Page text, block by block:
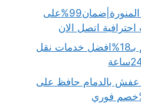
شركة نقل عفش بالمدينة المنورة|ضمان99%على
دينا نقل عفش حي النسيم بـ18%افضل خدمات نقل
نقل عفش بالدمام حافظ على